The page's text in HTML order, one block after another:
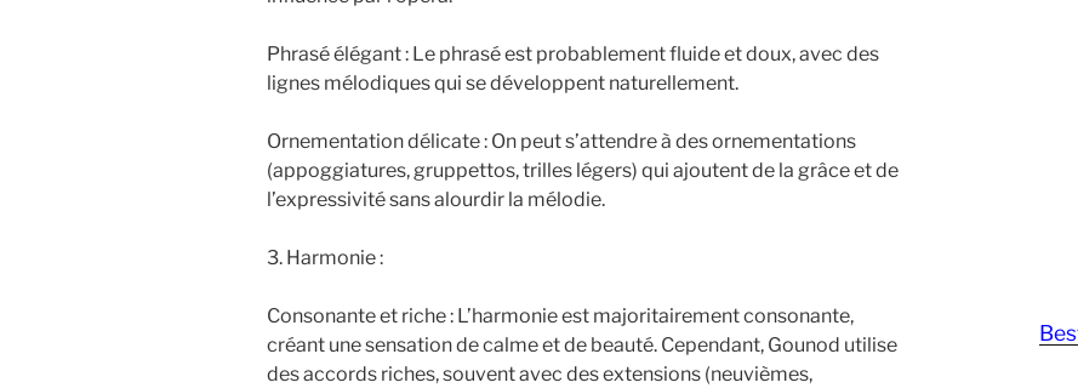
Phrasé élégant : Le phrasé est probablement fluide et doux, avec des
lignes mélodiques qui se développent naturellement.
Ornementation délicate : On peut s’attendre à des ornementations
(appoggiatures, gruppettos, trilles légers) qui ajoutent de la grâce et de
l’expressivité sans alourdir la mélodie.
3. Harmonie :
Consonante et riche : L’harmonie est majoritairement consonante,
créant une sensation de calme et de beauté. Cependant, Gounod utilise
des accords riches, souvent avec des extensions (neuvièmes,